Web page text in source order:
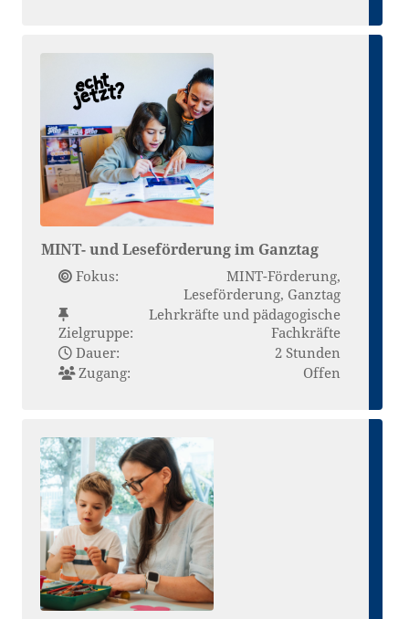
MINT- und Leseförderung im Ganztag
Fokus:
MINT-Förderung,
Leseförderung, Ganztag
Zielgruppe:
Lehrkräfte und pädagogische
Fachkräfte
Dauer:
2 Stunden
Zugang:
Offen